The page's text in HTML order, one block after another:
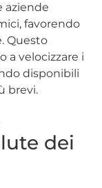
aziende
favorendo
Questo
a velocizzare i
disponibili
brevi.
dei